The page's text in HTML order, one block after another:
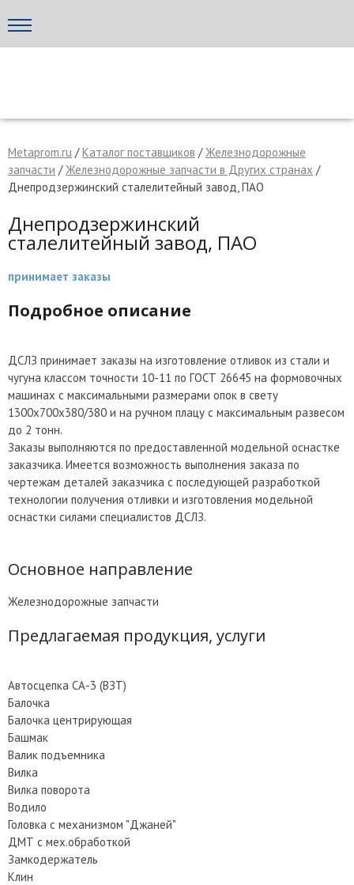
МЕТАПРОМ - российский торгово-промышленный портал
Написать поставщику
Отмена Отправить сообщение
Metaprom.ru /Каталог поставщиков /Железнодорожные
запчасти /Железнодорожные запчасти в Других странах /
Днепродзержинский сталелитейный завод, ПАО
Днепродзержинский
сталелитейный завод, ПАО
принимает заказы
Подробное описание
ДСЛЗ принимает заказы на изготовление отливок из стали и
чугуна классом точности 10-11 по ГОСТ 26645 на формовочных
машинах с максимальными размерами опок в свету
1300x700x380/380 и на ручном плацу с максимальным развесом
до 2 тонн.
Заказы выполняются по предоставленной модельной оснастке
заказчика. Имеется возможность выполнения заказа по
чертежам деталей заказчика с последующей разработкой
технологии получения отливки и изготовления модельной
оснастки силами специалистов ДСЛЗ.
Основное направление
Железнодорожные запчасти
Предлагаемая продукция, услуги
Автосцепка СА-3 (ВЗТ)
Балочка
Балочка центрирующая
Башмак
Валик подъемника
Вилка
Вилка поворота
Водило
Головка с механизмом "Джаней"
ДМТ с мех.обработкой
Замкодержатель
Клин